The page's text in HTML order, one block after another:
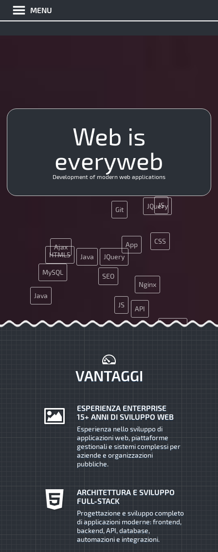
MENU
HTML5
JS
JQuery
SEO
SMM
Java
UX
CSS
App
MySQL
HTML5
JS
JQuery
Nginx
SEO
SMM
Java
API
Ajax
Git
Web is
everyweb
Development of modern web applications
VANTAGGI
ESPERIENZA ENTERPRISE
15+ ANNI DI SVILUPPO WEB
Esperienza nello sviluppo di
applicazioni web, piattaforme
gestionali e sistemi complessi per
aziende e organizzazioni
pubbliche.
ARCHITETTURA E SVILUPPO
FULL-STACK
Progettazione e sviluppo completo
di applicazioni moderne: frontend,
backend, API, database,
automazioni e integrazioni.